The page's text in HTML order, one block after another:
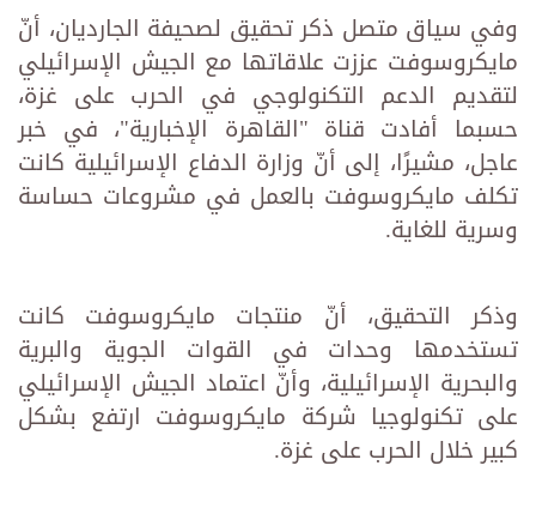
وفي سياق متصل ذكر تحقيق لصحيفة الجارديان، أنّ
مايكروسوفت عززت علاقاتها مع الجيش الإسرائيلي
لتقديم الدعم التكنولوجي في الحرب على غزة،
حسبما أفادت قناة "القاهرة الإخبارية"، في خبر
عاجل، مشيرًا، إلى أنّ وزارة الدفاع الإسرائيلية كانت
تكلف مايكروسوفت بالعمل في مشروعات حساسة
وسرية للغاية.
وذكر التحقيق، أنّ منتجات مايكروسوفت كانت
تستخدمها وحدات في القوات الجوية والبرية
والبحرية الإسرائيلية، وأنّ اعتماد الجيش الإسرائيلي
على تكنولوجيا شركة مايكروسوفت ارتفع بشكل
كبير خلال الحرب على غزة.